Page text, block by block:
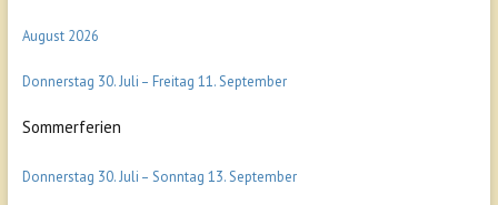
August 2026
Donnerstag 30.Juli – Freitag 11.September
Sommerferien
Donnerstag 30.Juli – Sonntag 13.September